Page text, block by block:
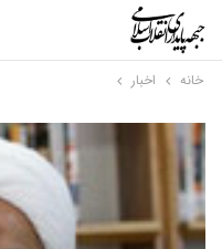
خانه اخبار